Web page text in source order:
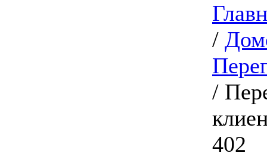
/
/
402